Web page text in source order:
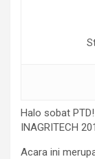
Halo sobat
INAGRITECH
Acara ini